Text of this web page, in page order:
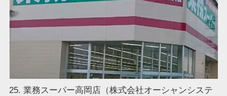
25. 業務スーパー高岡店（株式会社オーシャンシステ